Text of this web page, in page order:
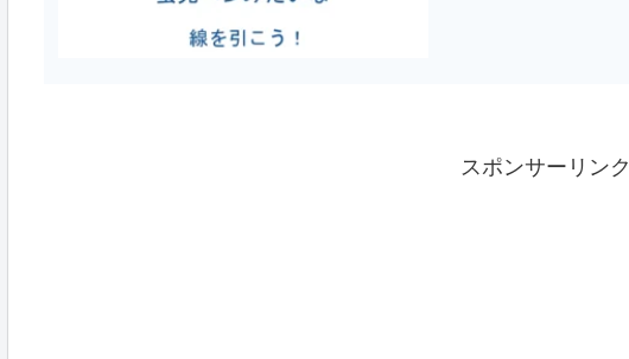
スポンサーリンク